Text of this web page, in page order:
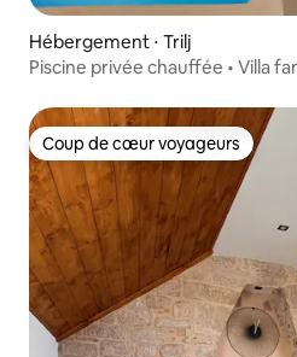
Hébergement ⋅ Trilj
Piscine privée chauffée • Villa
Coup de cœur voyageurs
Coup de cœur voyageurs